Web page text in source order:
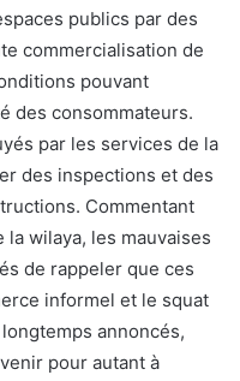
publics par des
commercialisation de
pouvant
des consommateurs.
par les services de la
des inspections et des
Commentant
wilaya, les mauvaises
de rappeler que ces
informel et le squat
annoncés,
pour autant à